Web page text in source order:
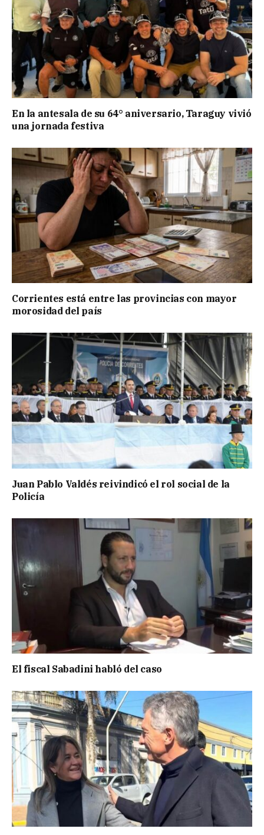
En la antesala de su 64° aniversario, Taraguy vivió
una jornada festiva
Corrientes está entre las provincias con mayor
morosidad del país
Juan Pablo Valdés reivindicó el rol social de la
Policía
El fiscal Sabadini habló del caso